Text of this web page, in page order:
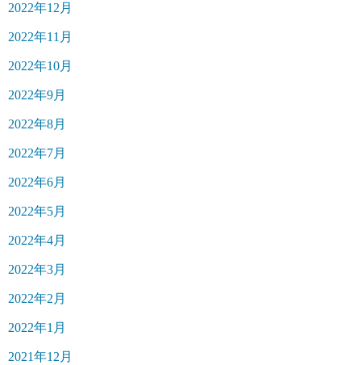
2022年12月
2022年11月
2022年10月
2022年9月
2022年8月
2022年7月
2022年6月
2022年5月
2022年4月
2022年3月
2022年2月
2022年1月
2021年12月